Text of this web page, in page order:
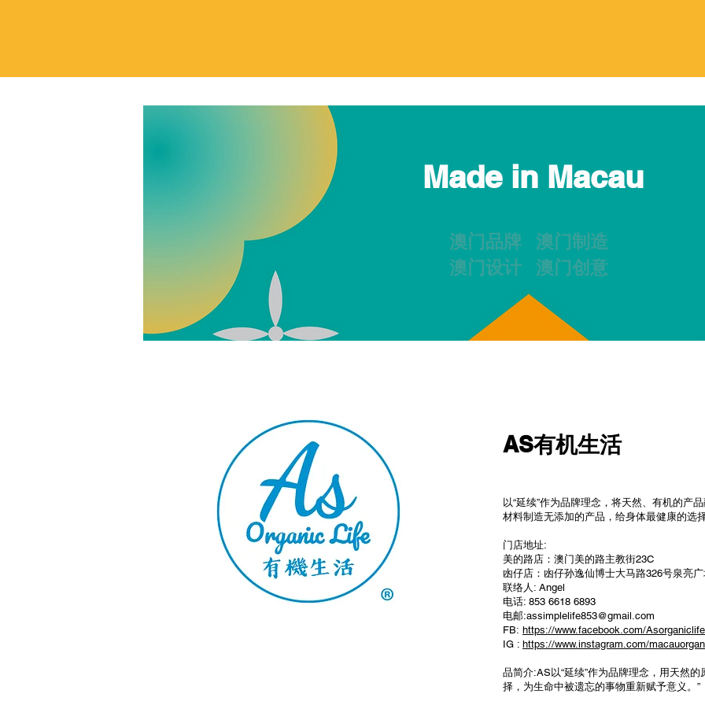
Made in Macau
澳门品牌 澳门制造
澳门设计 澳门创意
AS有机生活
以“延续”作为品牌理念，将天然、有机的产
材料制造无添加的产品，给身体最健康的选
门店地址:
美的路店：澳门美的路主教街23C
凼仔店：凼仔孙逸仙博士大马路326号泉亮
联络人: Angel
电话: 853 6618 6893
电邮:assimplelife853@gmail.com
FB: https://www.facebook.com/
IG : https://www.instagram.com/
品简介:AS以“延续”作为品牌理念，用天然
择，为生命中被遗忘的事物重新赋予意义。”